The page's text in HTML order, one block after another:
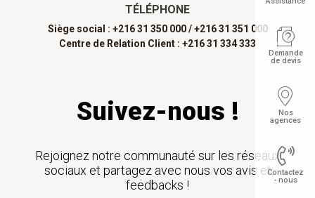
TÉLÉPHONE
Siège social : +216 31 350 000 / +216 31 351 000
Centre de Relation Client : +216 31 334 333
Suivez-nous !
Rejoignez notre communauté sur les réseaux
sociaux et partagez avec nous vos avis et
feedbacks !
Demande
de devis
Nos
agences
Contactez
- nous